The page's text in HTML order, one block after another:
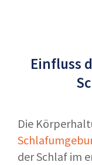
Einfluss
Die
der Schlaf im